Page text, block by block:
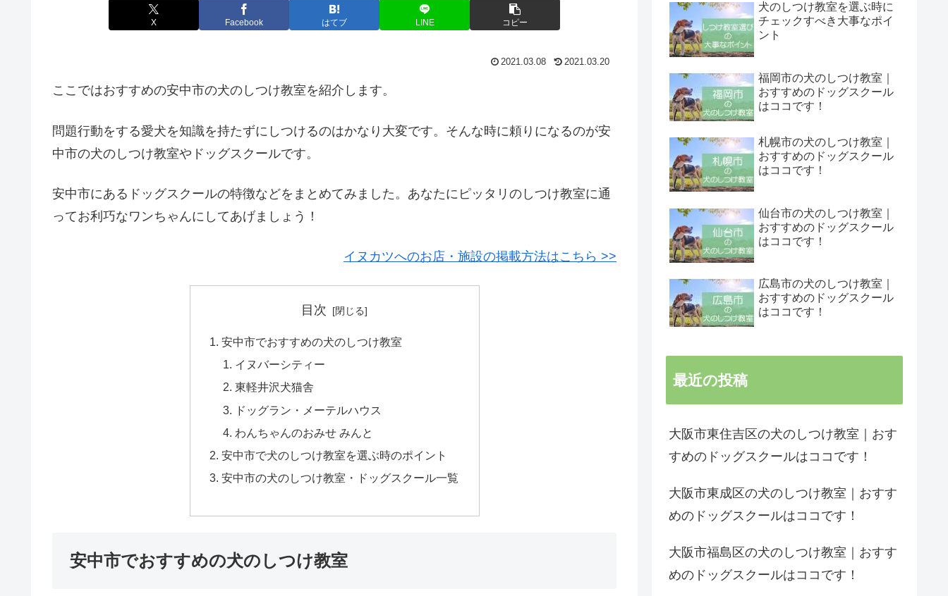
X Facebook はてブ LINE コピー
2021.03.08 2021.03.20
ここではおすすめの安中市の犬のしつけ教室を紹介します。
問題行動をする愛犬を知識を持たずにしつけるのはかなり大変です。そんな時に頼りになるのが安
中市の犬のしつけ教室やドッグスクールです。
安中市にあるドッグスクールの特徴などをまとめてみました。あなたにピッタリのしつけ教室に通
ってお利巧なワンちゃんにしてあげましょう！
イヌカツへのお店・施設の掲載方法はこちら >>
目次
安中市でおすすめの犬のしつけ教室
イヌバーシティー
東軽井沢犬猫舎
ドッグラン・メーテルハウス
わんちゃんのおみせ みんと
安中市で犬のしつけ教室を選ぶ時のポイント
安中市の犬のしつけ教室・ドッグスクール一覧
安中市でおすすめの犬のしつけ教室
犬のしつけ教室を選ぶ時に
チェックすべき大事なポイ
ント
福岡市の犬のしつけ教室｜
おすすめのドッグスクール
はココです！
札幌市の犬のしつけ教室｜
おすすめのドッグスクール
はココです！
仙台市の犬のしつけ教室｜
おすすめのドッグスクール
はココです！
広島市の犬のしつけ教室｜
おすすめのドッグスクール
はココです！
最近の投稿
大阪市東住吉区の犬のしつけ教室｜おす
すめのドッグスクールはココです！
大阪市東成区の犬のしつけ教室｜おすす
めのドッグスクールはココです！
大阪市福島区の犬のしつけ教室｜おすす
めのドッグスクールはココです！